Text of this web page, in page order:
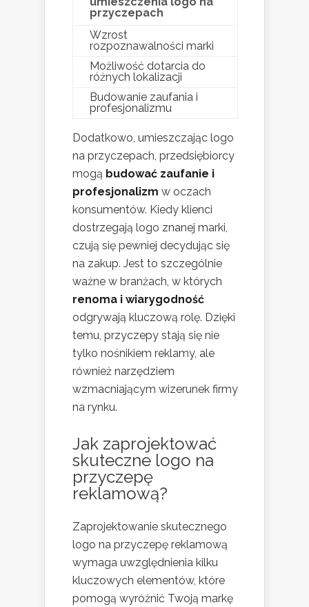
przyczepach
Wzrost
rozpoznawalności marki
Możliwość dotarcia do
różnych lokalizacji
Budowanie zaufania i
profesjonalizmu
Dodatkowo, umieszczając logo
na przyczepach, przedsiębiorcy
mogą budować zaufanie i
profesjonalizm w oczach
konsumentów. Kiedy klienci
dostrzegają logo znanej marki,
czują się pewniej decydując się
na zakup. Jest to szczególnie
ważne w branżach, w których
renoma i wiarygodność
odgrywają kluczową rolę. Dzięki
temu, przyczepy stają się nie
tylko nośnikiem reklamy, ale
również narzędziem
wzmacniającym wizerunek firmy
na rynku.
Jak zaprojektować
skuteczne logo na
przyczepę
reklamową?
Zaprojektowanie skutecznego
logo na przyczepę reklamową
wymaga uwzględnienia kilku
kluczowych elementów, które
pomogą wyróżnić Twoją markę